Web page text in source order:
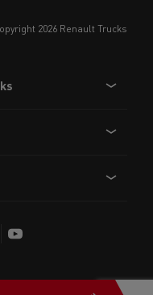
copyright 2026 Renault Trucks